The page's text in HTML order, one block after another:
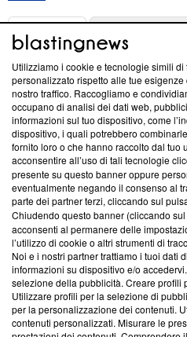
ABOUT
Questa sezione offre
News, sui nostri processi
creare news di qualità. Inoltre,
‘Trust Project - News with
ancora membro del programma,
parte; Trust Project non ha
conformità agli standard.
Su di noi
Team editoriale
Corporate
Redazione
Informativa Privacy
Utilizziamo i cookie e tecnologie simili
personalizzato rispetto alle tue
nostro traffico. Raccogliamo e
occupano di analisi dei dati web,
informazioni sul tuo dispositivo, come
dispositivo, i quali potrebbero
fornito loro o che hanno raccolto dal tuo
acconsentire all’uso di tali tecnologie
presente su questo banner oppure
eventualmente negando il consenso al
parte dei partner terzi, cliccando sul
Chiudendo questo banner (cliccando
acconsenti al permanere delle
l’utilizzo di cookie o altri strumenti di
Noi e i nostri partner trattiamo i tuoi dati
informazioni su dispositivo e/o
selezione della pubblicità. Creare profili
Utilizzare profili per la selezione di
per la personalizzazione dei contenuti.
contenuti personalizzati. Misurare le